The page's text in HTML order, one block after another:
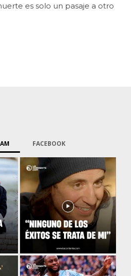
es solo un pasaje a otro
FACEBOOK